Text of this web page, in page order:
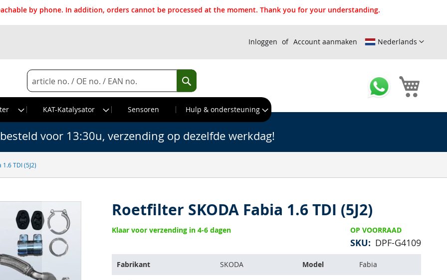
by phone. In addition, orders cannot be processed at the moment. Thank you for your understanding.
Nederlands
Inloggen Account aanmaken
Search
Search
KAT-Katalysator Sensoren Hulp & ondersteuning
TDI (5J2)
voor 13:30u, verzending op dezelfde werkdag!
Roetfilter SKODA Fabia 1.6 TDI (5J2)
OP VOORRAAD
SKU DPF-G4109
Klaar voor verzending in 4-6 dagen
artikel
Fabrikant SKODA Model Fabia